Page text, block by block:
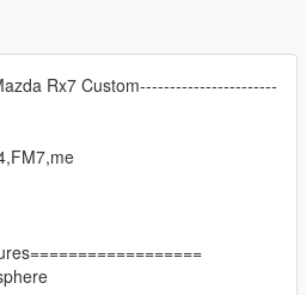
Rx7 Custom-----------------------